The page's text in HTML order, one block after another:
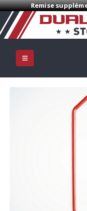
Remise